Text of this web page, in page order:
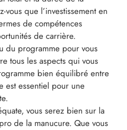
vous que l’investissement en
de compétences
de carrière.
du programme pour vous
tous les aspects qui vous
bien équilibré entre
est essentiel pour une
vous serez bien sur la
de la manucure. Que vous